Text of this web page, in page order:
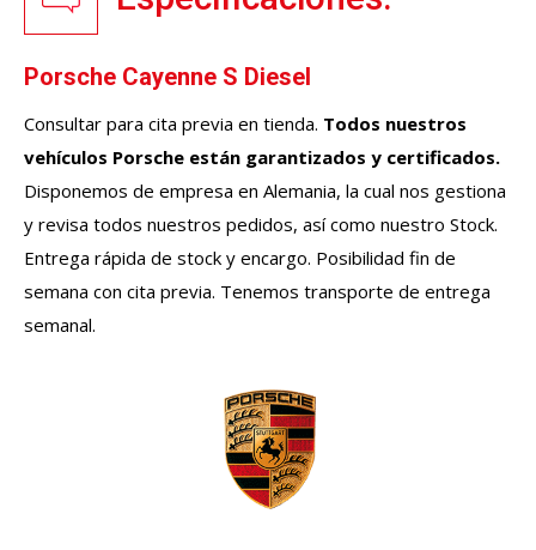
Porsche Cayenne S Diesel
Consultar para cita previa en tienda. Todos nuestros
vehículos Porsche están garantizados y certificados.
Disponemos de empresa en Alemania, la cual nos gestiona
y revisa todos nuestros pedidos, así como nuestro Stock.
Entrega rápida de stock y encargo. Posibilidad fin de
semana con cita previa. Tenemos transporte de entrega
semanal.